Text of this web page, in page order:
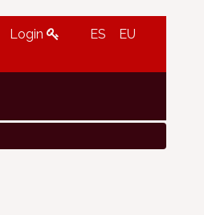
Login ES EU